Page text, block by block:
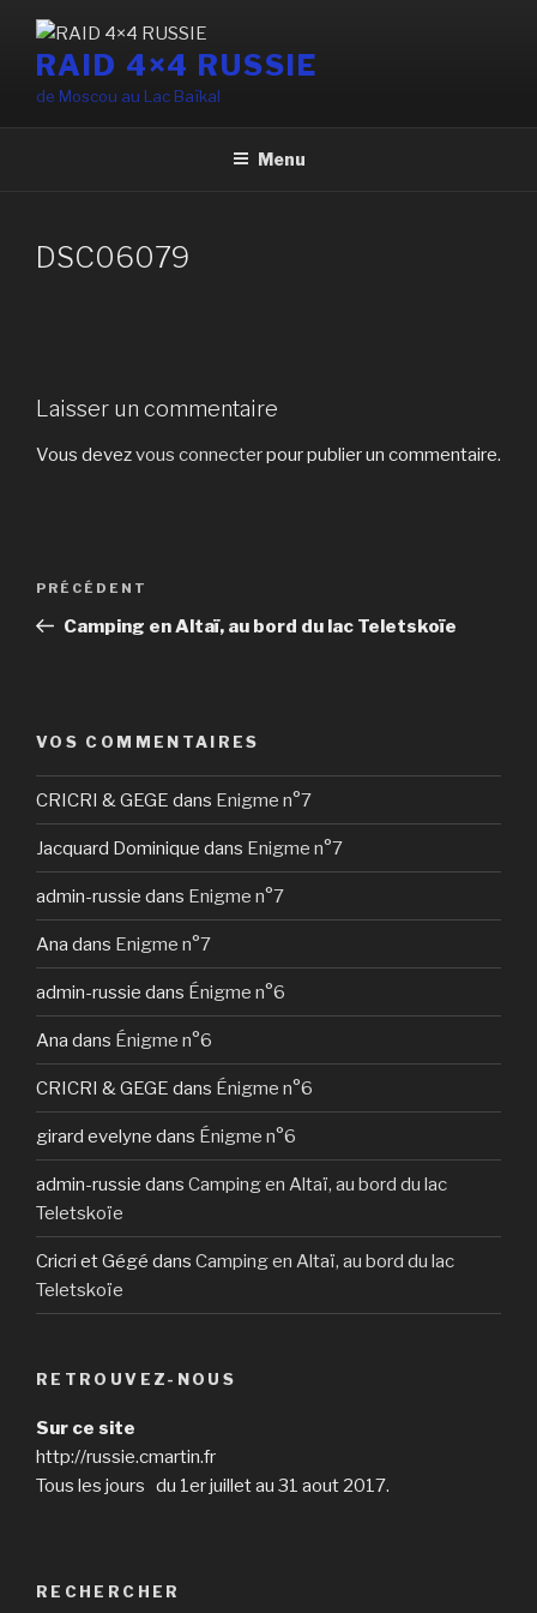
contenu
principal
RAID 4×4 RUSSIE
de Moscou au Lac Baïkal
Menu
DSC06079
Laisser un commentaire
Vous devezvous connecterpour publier un commentaire.
Navigation
l’article
Article
précédent
PRÉCÉDENT
Camping en Altaï, au bord du lac Teletskoïe
VOS COMMENTAIRES
CRICRI & GEGE dans Enigme n°7
Jacquard Dominique dans Enigme n°7
admin-russie dans Enigme n°7
Ana dans Enigme n°7
admin-russie dans Énigme n°6
Ana dans Énigme n°6
CRICRI & GEGE dans Énigme n°6
girard evelyne dans Énigme n°6
admin-russie dans Camping en Altaï, au bord du lac
Teletskoïe
Cricri et Gégé dans Camping en Altaï, au bord du lac
Teletskoïe
RETROUVEZ-NOUS
Sur ce site
http://russie.cmartin.fr
Tous les jours du 1er juillet au 31 aout 2017.
RECHERCHER